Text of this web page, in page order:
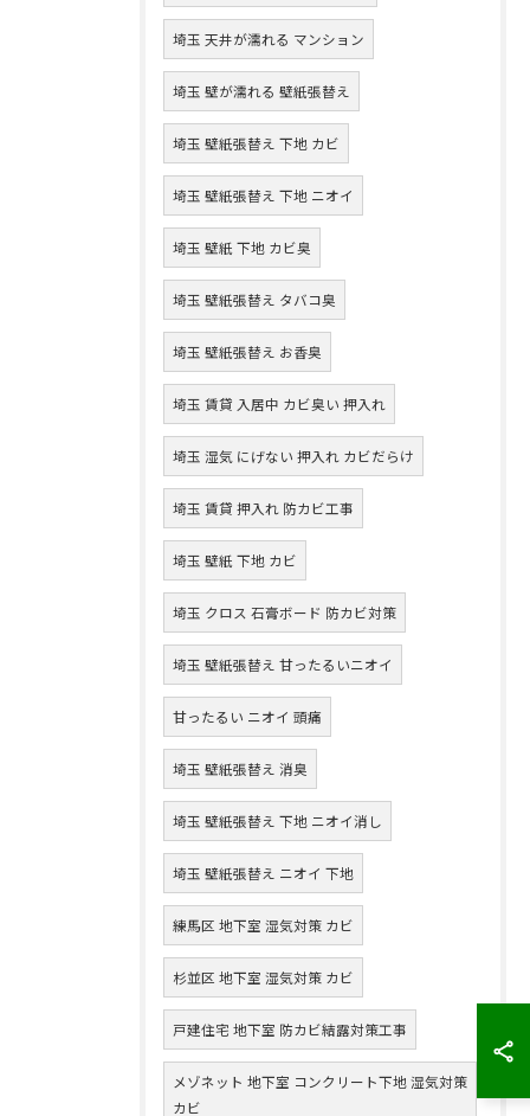
埼玉 天井が濡れる マンション
埼玉 壁が濡れる 壁紙張替え
埼玉 壁紙張替え 下地 カビ
埼玉 壁紙張替え 下地 ニオイ
埼玉 壁紙 下地 カビ臭
埼玉 壁紙張替え タバコ臭
埼玉 壁紙張替え お香臭
埼玉 賃貸 入居中 カビ臭い 押入れ
埼玉 湿気 にげない 押入れ カビだらけ
埼玉 賃貸 押入れ 防カビ工事
埼玉 壁紙 下地 カビ
埼玉 クロス 石膏ボード 防カビ対策
埼玉 壁紙張替え 甘ったるいニオイ
甘ったるい ニオイ 頭痛
埼玉 壁紙張替え 消臭
埼玉 壁紙張替え 下地 ニオイ消し
埼玉 壁紙張替え ニオイ 下地
練馬区 地下室 湿気対策 カビ
杉並区 地下室 湿気対策 カビ
戸建住宅 地下室 防カビ結露対策工事
メゾネット 地下室 コンクリート下地 湿気対策
カビ